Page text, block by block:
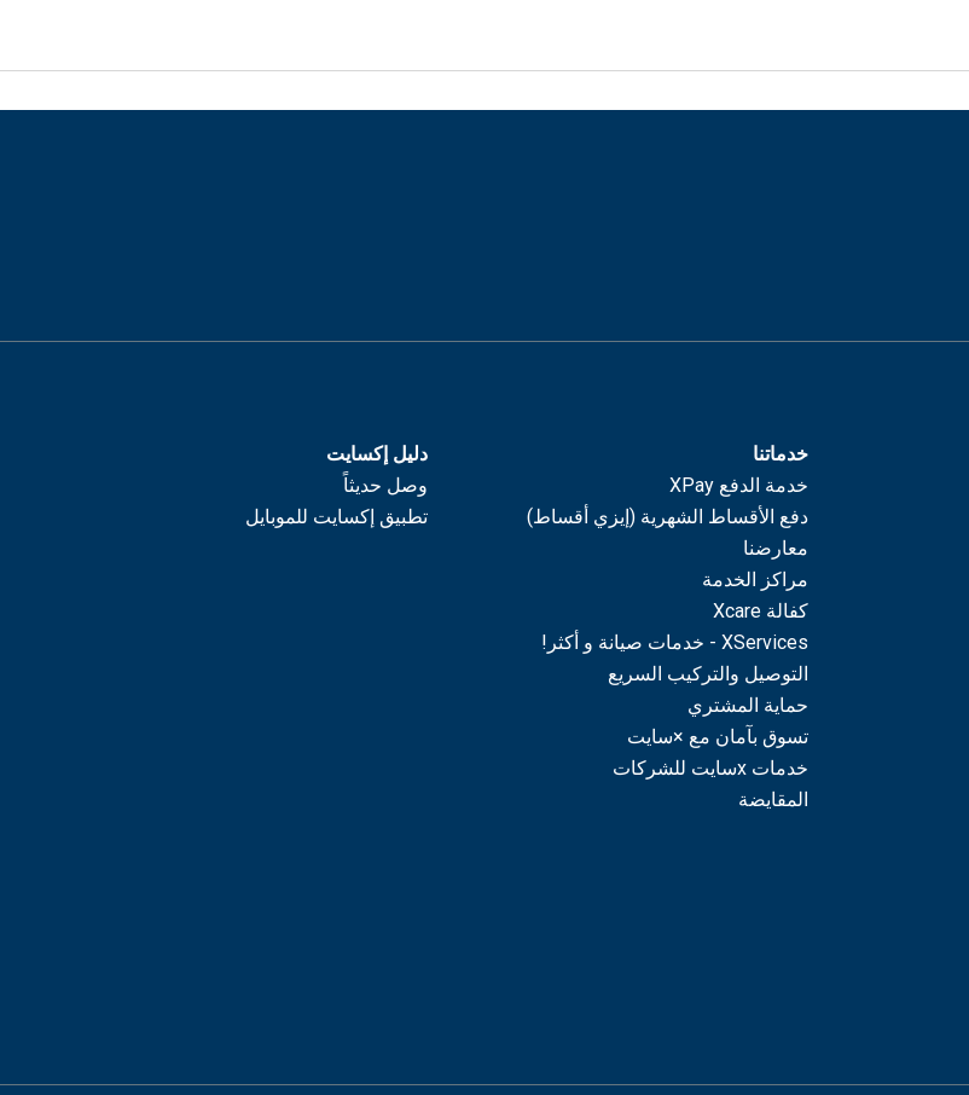
خدماتنا
خدمة الدفع XPay
دفع الأقساط الشهرية (إيزي أقساط)
معارضنا
مراكز الخدمة
كفالة Xcare
XServices - خدمات صيانة و أكثر!
التوصيل والتركيب السريع
حماية المشتري
تسوق بآمان مع ×سايت
خدمات xسايت للشركات
المقايضة
دليل إكسايت
وصل حديثاً
تطبيق إكسايت للموبايل